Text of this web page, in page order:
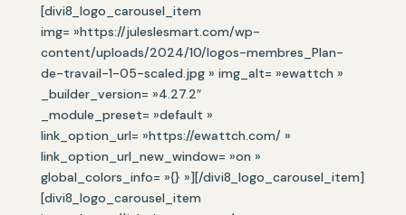
[divi8_logo_carousel_item
img= »https://juleslesmart.com/wp-
content/uploads/2024/10/logos-membres_Plan-
de-travail-1-05-scaled.jpg » img_alt= »ewattch »
_builder_version= »4.27.2″
_module_preset= »default »
link_option_url= »https://ewattch.com/ »
link_option_url_new_window= »on »
global_colors_info= »{} »][/divi8_logo_carousel_item]
[divi8_logo_carousel_item